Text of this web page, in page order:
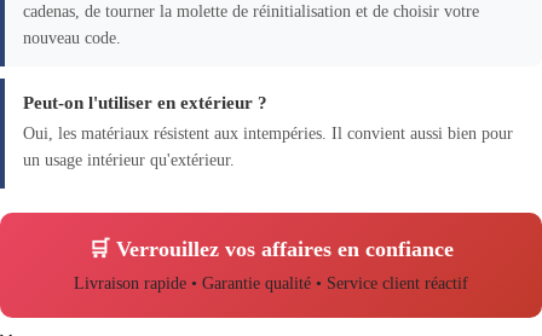
cadenas, de tourner la molette de réinitialisation et de choisir votre
nouveau code.
Peut-on l'utiliser en extérieur ?
Oui, les matériaux résistent aux intempéries. Il convient aussi bien pour
un usage intérieur qu'extérieur.
🛒 Verrouillez vos affaires en confiance
Livraison rapide • Garantie qualité • Service client réactif